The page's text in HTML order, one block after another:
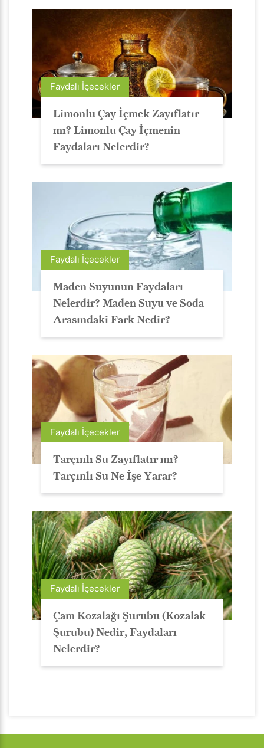
Faydalı İçecekler
Limonlu Çay İçmek Zayıflatır
mı? Limonlu Çay İçmenin
Faydaları Nelerdir?
Faydalı İçecekler
Maden Suyunun Faydaları
Nelerdir? Maden Suyu ve Soda
Arasındaki Fark Nedir?
Faydalı İçecekler
Tarçınlı Su Zayıflatır mı?
Tarçınlı Su Ne İşe Yarar?
Faydalı İçecekler
Çam Kozalağı Şurubu (Kozalak
Şurubu) Nedir, Faydaları
Nelerdir?